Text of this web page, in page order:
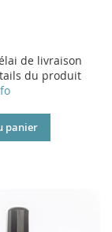
de livraison
du produit
panier